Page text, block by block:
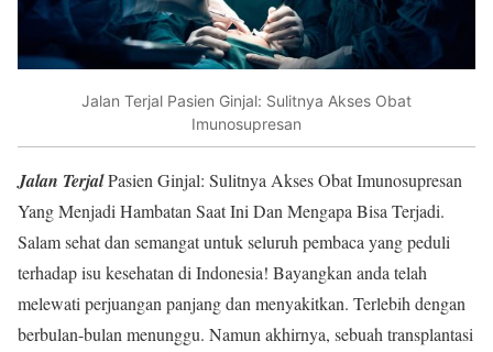
Jalan Terjal Pasien Ginjal: Sulitnya Akses Obat
Imunosupresan
Jalan TerjalPasien Ginjal: Sulitnya Akses Obat Imunosupresan
Yang Menjadi Hambatan Saat Ini Dan Mengapa Bisa Terjadi.
Salam sehat dan semangat untuk seluruh pembaca yang peduli
terhadap isu kesehatan di Indonesia! Bayangkan anda telah
melewati perjuangan panjang dan menyakitkan. Terlebih dengan
berbulan-bulan menunggu. Namun akhirnya, sebuah transplantasi